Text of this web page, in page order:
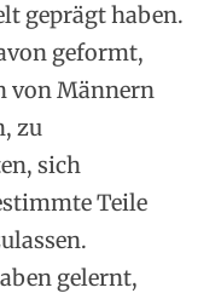
geprägt haben.
geformt,
von Männern
zu
sich
Teile
gelernt,